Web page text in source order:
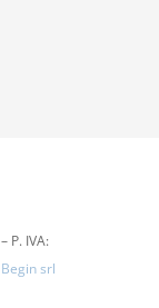
– P. IVA:
Begin srl